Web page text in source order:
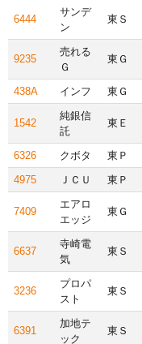
6444
サンデ
ン
東Ｓ
9235
売れる
Ｇ
東Ｇ
438A インフ 東Ｇ
1542
純銀信
託
東Ｅ
6326 クボタ 東Ｐ
4975
ＪＣＵ 東Ｐ
7409
エアロ
エッジ
東Ｇ
6637
寺崎電
気
東Ｓ
3236
プロパ
スト
東Ｓ
6391
加地テ
ック
東Ｓ